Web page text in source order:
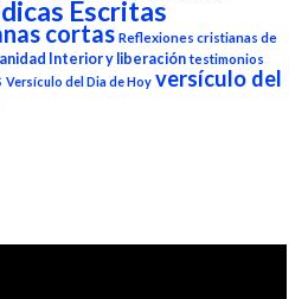
Escritas
cortas Reflexiones cristianas de
Interior y liberación testimonios
Versículo del Dia de Hoy versículo del